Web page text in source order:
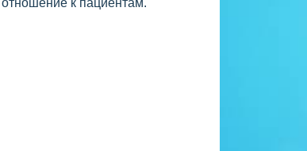
к пациентам.